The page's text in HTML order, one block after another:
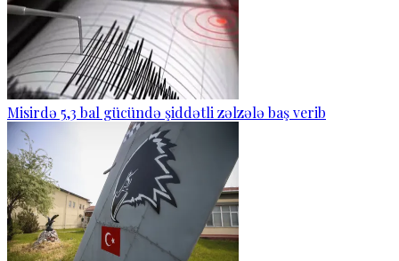
Misirdə 5,3 bal gücündə şiddətli zəlzələ baş verib